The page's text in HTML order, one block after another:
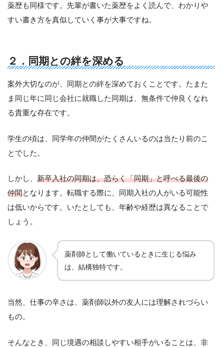
薬歴も同様です。先輩が書いた薬歴をよく読んで、わかりや
すい書き方を真似していく事が大事ですね。
２．同期との絆を深める
案外大切なのが、同期との絆を深めておくことです。たまた
ま同じ年に同じ会社に就職した同期は、無条件で仲良くなれ
る貴重な存在です。
学生の頃は、同学年の仲間がたくさんいるのは当たり前のこ
とでした。
しかし、 新卒入社の同期は、恐らく「同期」と呼べる最後の
仲間となります。転職する際に、同期入社の人がいる可能性
は低いからです。いたとしても、年齢や経歴は異なることで
しょう。
薬剤師として働いているときに生じる悩み
は、結構独特です。
当然、仕事の辛さは、薬剤師以外の友人には理解されづらい
もの。
そんなとき、同じ境遇の相談しやすい相手がいることは、非